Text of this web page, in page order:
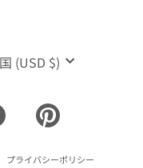
(USD $)
Facebook
プライバシーポリシー